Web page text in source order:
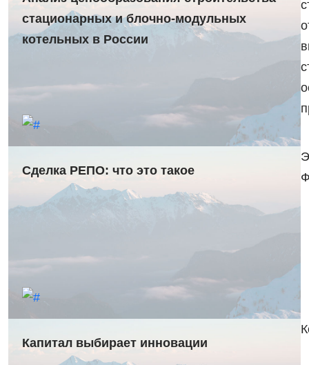
стационарных и блочно-модульных
котельных в России
Сделка РЕПО: что это такое
Капитал выбирает инновации